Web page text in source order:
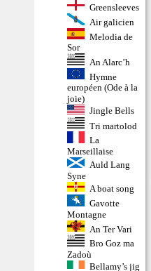
Greensleeves
Air galicien
Melodia de
Sor
An Alarc’h
Hymne
européen (Ode à la
joie)
Jingle Bells
Tri martolod
La
Marseillaise
Auld Lang
Syne
A boat song
Gavotte
Montagne
An Ter Vari
Bro Goz ma
Zadoù
Bellamy’s jig